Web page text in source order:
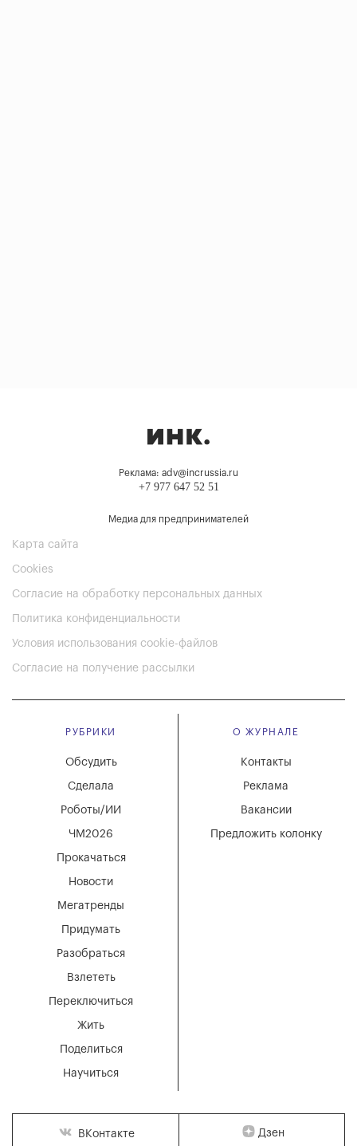
Реклама: adv@incrussia.ru
+7 977 647 52 51
Медиа для предпринимателей
Карта сайта
Cookies
Согласие на обработку персональных данных
Политика конфиденциальности
Условия использования cookie-файлов
Согласие на получение рассылки
РУБРИКИ
Мегатренды
Придумать
Разобраться
Взлететь
Новости
Переключиться
Жить
Поделиться
Научиться
Обсудить
Сделала
Роботы/ИИ
ЧМ2026
Прокачаться
О ЖУРНАЛЕ
Вакансии
Реклама
Контакты
Предложить колонку
ВКонтакте Дзен